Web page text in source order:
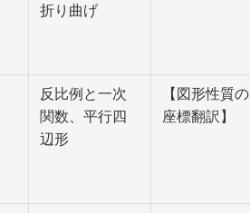
折り曲げ
反比例と一次
関数、平行四
辺形
【図形性質の
座標翻訳】